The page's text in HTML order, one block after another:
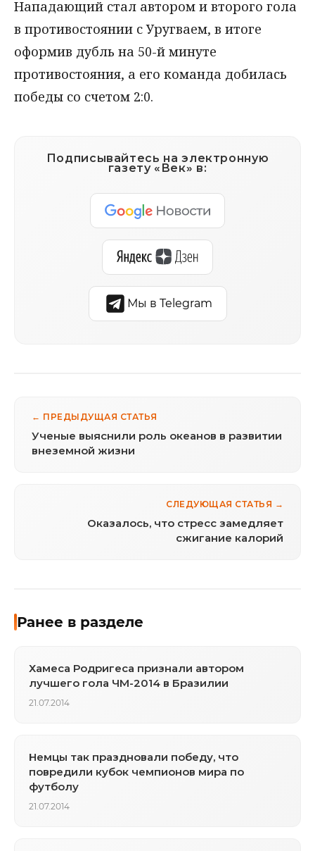
Нападающий стал автором и второго гола
в противостоянии с Уругваем, в итоге
оформив дубль на 50-й минуте
противостояния, а его команда добилась
победы со счетом 2:0.
Подписывайтесь на электронную
газету «Век» в:
Мы в Telegram
← ПРЕДЫДУЩАЯ СТАТЬЯ
Ученые выяснили роль океанов в развитии
внеземной жизни
СЛЕДУЮЩАЯ СТАТЬЯ →
Оказалось, что стресс замедляет
сжигание калорий
Ранее в разделе
Хамеса Родригеса признали автором
лучшего гола ЧМ-2014 в Бразилии
21.07.2014
Немцы так праздновали победу, что
повредили кубок чемпионов мира по
футболу
21.07.2014